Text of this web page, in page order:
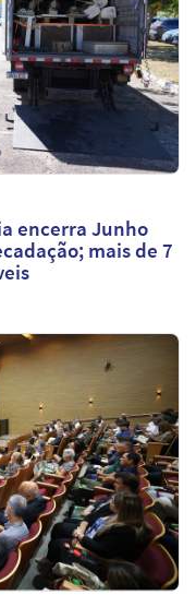
encerra Junho
mais de 7